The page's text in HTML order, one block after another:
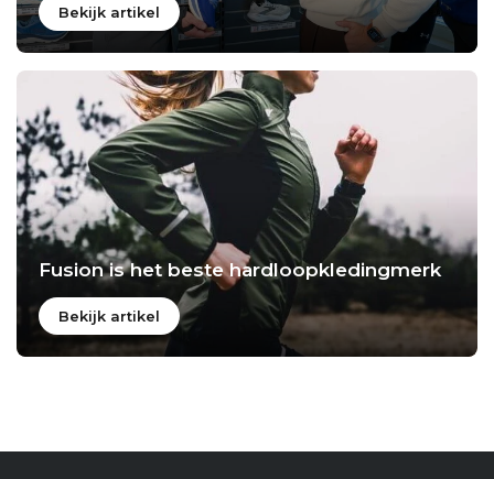
Bekijk artikel
Fusion is het beste hardloopkledingmerk
Bekijk artikel